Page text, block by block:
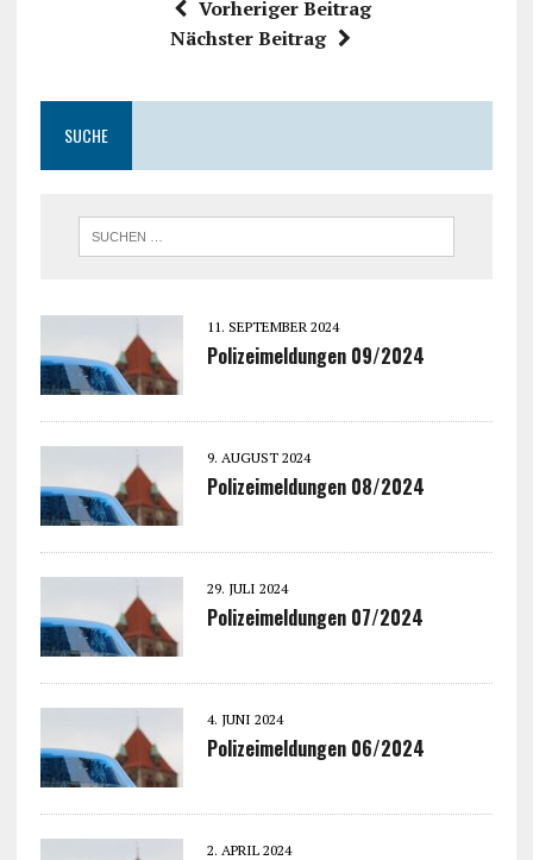
Vorheriger Beitrag
Nächster Beitrag
SUCHE
11. SEPTEMBER 2024
Polizeimeldungen 09/2024
9. AUGUST 2024
Polizeimeldungen 08/2024
29. JULI 2024
Polizeimeldungen 07/2024
4. JUNI 2024
Polizeimeldungen 06/2024
2. APRIL 2024